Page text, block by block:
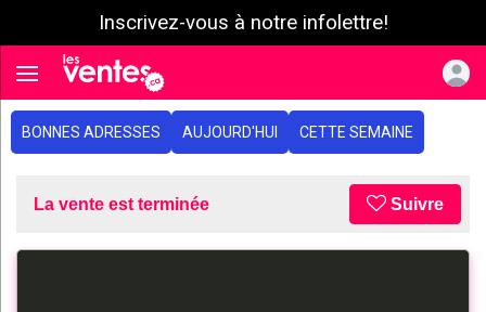
Inscrivez-vous à notre infolettre!
Toggle navigation
BONNES ADRESSES AUJOURD'HUI CETTE SEMAINE
La vente est terminée Suivre